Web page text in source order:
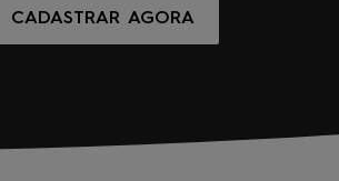
CADASTRAR AGORA